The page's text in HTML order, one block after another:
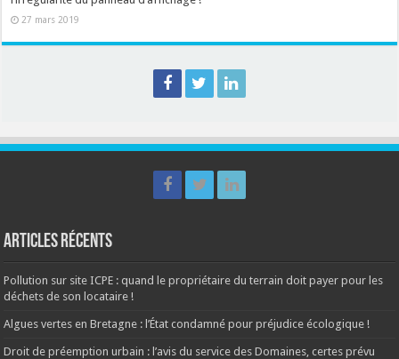
27 mars 2019
Articles récents
Pollution sur site ICPE : quand le propriétaire du terrain doit payer pour les
déchets de son locataire !
Algues vertes en Bretagne : l’État condamné pour préjudice écologique !
Droit de préemption urbain : l’avis du service des Domaines, certes prévu